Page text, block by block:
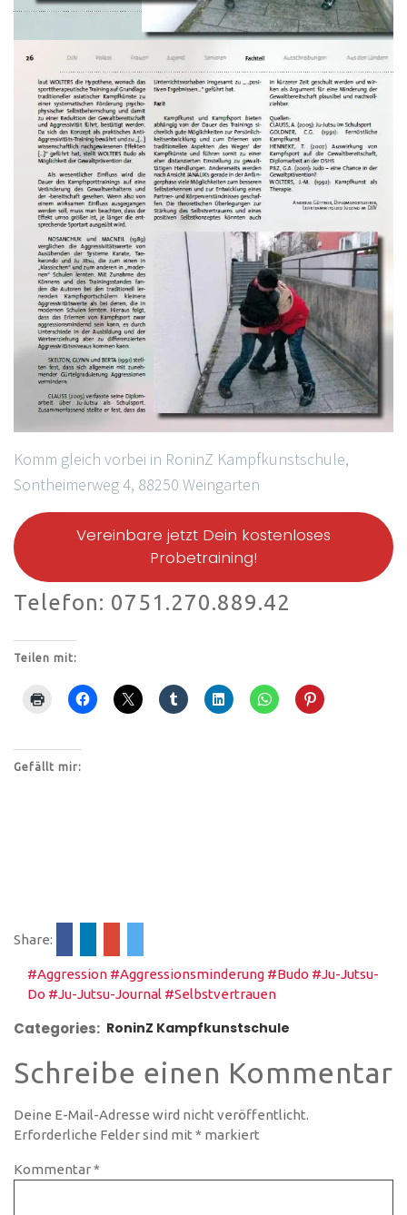
Komm gleich vorbei in RoninZ Kampfkunstschule,
Sontheimerweg 4, 88250 Weingarten
Vereinbare jetzt Dein kostenloses
Probetraining!
Telefon: 0751.270.889.42
Teilen mit:
Gefällt mir:
Share:
#Aggression #Aggressionsminderung #Budo #Ju-Jutsu-
Do #Ju-Jutsu-Journal #Selbstvertrauen
Categories: RoninZ Kampfkunstschule
Schreibe einen Kommentar
Deine E-Mail-Adresse wird nicht veröffentlicht.
Erforderliche Felder sind mit * markiert
Kommentar*